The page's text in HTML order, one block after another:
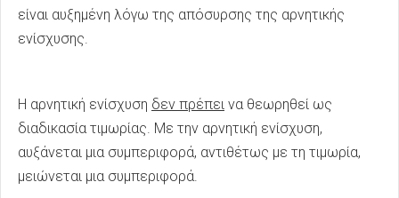
είναι αυξημένη λόγω της απόσυρσης της αρνητικής
ενίσχυσης.
Η αρνητική ενίσχυση δεν πρέπει να θεωρηθεί ως
διαδικασία τιμωρίας. Με την αρνητική ενίσχυση,
αυξάνεται μια συμπεριφορά, αντιθέτως με τη τιμωρία,
μειώνεται μια συμπεριφορά.